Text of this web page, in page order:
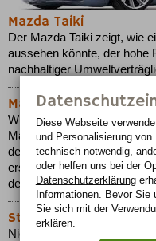
Mazda Taiki
Der Mazda Taiki zeigt, wie
aussehen könnte, der hohe
nachhaltiger
Mazda RX-8
Wie schon beim MX-5
Mazda auch mit dem 2003
der Frage nach der
erschwinglichen
den Kundenerwartungen....
Stilsicherer Mazda
Nicht nur etwas für
Diese Webseite
und Personalisierung
technisch notwendig,
oder helfen uns bei der
Datenschutzerklärung
Informationen. Bevor Sie
Sie sich mit der
erklären.